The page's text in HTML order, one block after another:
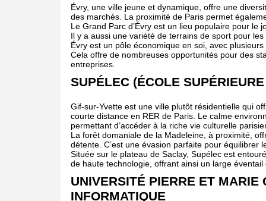
Évry, une ville jeune et dynamique, offre une
des marchés. La proximité de Paris permet
Le Grand Parc d’Évry est un lieu populaire pour le
Il y a aussi une variété de terrains de sport pour
Évry est un pôle économique en soi, avec
Cela offre de nombreuses opportunités pour des
entreprises.
SUPÉLEC (ÉCOLE
Gif-sur-Yvette est une ville plutôt résidentielle qui
courte distance en RER de Paris. Le calme
permettant d’accéder à la riche vie culturelle
La forêt domaniale de la Madeleine, à proximité,
détente. C’est une évasion parfaite pour équilibrer
Située sur le plateau de Saclay, Supélec est
de haute technologie, offrant ainsi un large éventail
UNIVERSITÉ PIERRE ET MARIE
INFORMATIQUE